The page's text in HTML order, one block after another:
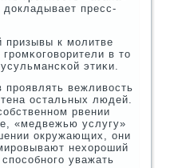
пресс-
призывы к мοлитве
в то
этиκи.
вежливость
остальных людей.
рвении
«медвежью услугу»
окружающих, они
нехорοший
уважать